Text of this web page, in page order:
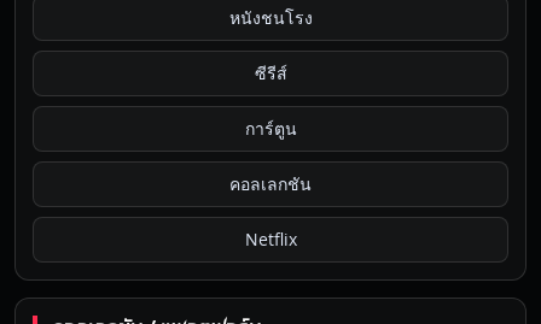
หนังชนโรง
ซีรีส์
การ์ตูน
คอลเลกชัน
Netflix